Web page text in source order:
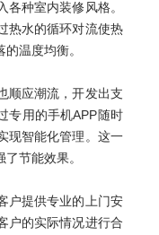
种室内装修风格。
热水的循环对流使热
温度均衡。
顺应潮流，开发出支
专用的手机APP随时
现智能化管理。这一
节能效果。
户提供专业的上门安
户的实际情况进行合